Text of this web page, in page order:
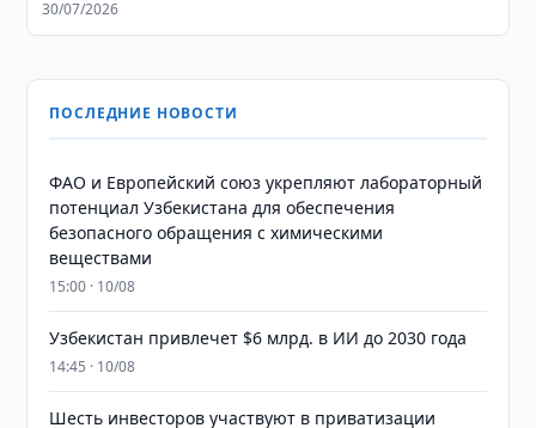
30/07/2026
ПОСЛЕДНИЕ НОВОСТИ
ФАО и Европейский союз укрепляют лабораторный
потенциал Узбекистана для обеспечения
безопасного обращения с химическими
веществами
15:00 · 10/08
Узбекистан привлечет $6 млрд. в ИИ до 2030 года
14:45 · 10/08
Шесть инвесторов участвуют в приватизации